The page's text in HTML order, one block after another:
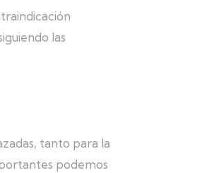
las
tanto para la
podemos